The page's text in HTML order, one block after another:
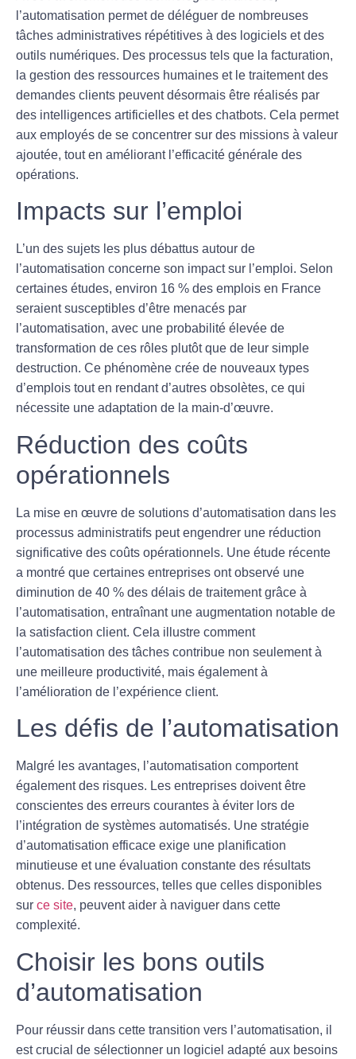
l’automatisation permet de déléguer de nombreuses
tâches administratives répétitives à des logiciels et des
outils numériques. Des processus tels que la facturation,
la gestion des ressources humaines et le traitement des
demandes clients peuvent désormais être réalisés par
des intelligences artificielles et des chatbots. Cela permet
aux employés de se concentrer sur des missions à valeur
ajoutée, tout en améliorant l’efficacité générale des
opérations.
Impacts sur l’emploi
L’un des sujets les plus débattus autour de
l’automatisation concerne son impact sur l’emploi. Selon
certaines études, environ 16 % des emplois en France
seraient susceptibles d’être menacés par
l’automatisation, avec une probabilité élevée de
transformation de ces rôles plutôt que de leur simple
destruction. Ce phénomène crée de nouveaux types
d’emplois tout en rendant d’autres obsolètes, ce qui
nécessite une adaptation de la main-d’œuvre.
Réduction des coûts
opérationnels
La mise en œuvre de solutions d’automatisation dans les
processus administratifs peut engendrer une réduction
significative des coûts opérationnels. Une étude récente
a montré que certaines entreprises ont observé une
diminution de 40 % des délais de traitement grâce à
l’automatisation, entraînant une augmentation notable de
la satisfaction client. Cela illustre comment
l’automatisation des tâches contribue non seulement à
une meilleure productivité, mais également à
l’amélioration de l’expérience client.
Les défis de l’automatisation
Malgré les avantages, l’automatisation comportent
également des risques. Les entreprises doivent être
conscientes des erreurs courantes à éviter lors de
l’intégration de systèmes automatisés. Une stratégie
d’automatisation efficace exige une planification
minutieuse et une évaluation constante des résultats
obtenus. Des ressources, telles que celles disponibles
sur ce site, peuvent aider à naviguer dans cette
complexité.
Choisir les bons outils
d’automatisation
Pour réussir dans cette transition vers l’automatisation, il
est crucial de sélectionner un logiciel adapté aux besoins